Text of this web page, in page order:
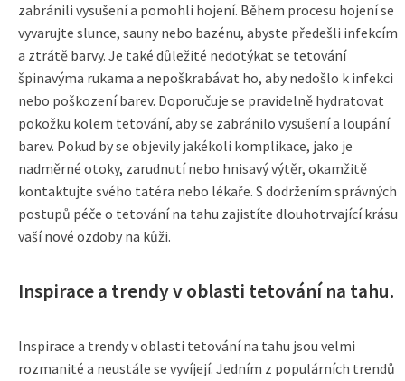
zabránili vysušení a pomohli hojení. Během procesu hojení se
vyvarujte slunce, sauny nebo bazénu, abyste předešli infekcím
a ztrátě barvy. Je také důležité nedotýkat se tetování
špinavýma rukama a nepoškrabávat ho, aby nedošlo k infekci
nebo poškození barev. Doporučuje se pravidelně hydratovat
pokožku kolem tetování, aby se zabránilo vysušení a loupání
barev. Pokud by se objevily jakékoli komplikace, jako je
nadměrné otoky, zarudnutí nebo hnisavý výtěr, okamžitě
kontaktujte svého tatéra nebo lékaře. S dodržením správných
postupů péče o tetování na tahu zajistíte dlouhotrvající krásu
vaší nové ozdoby na kůži.
Inspirace a trendy v oblasti tetování na tahu.
Inspirace a trendy v oblasti tetování na tahu jsou velmi
rozmanité a neustále se vyvíjejí. Jedním z populárních trendů